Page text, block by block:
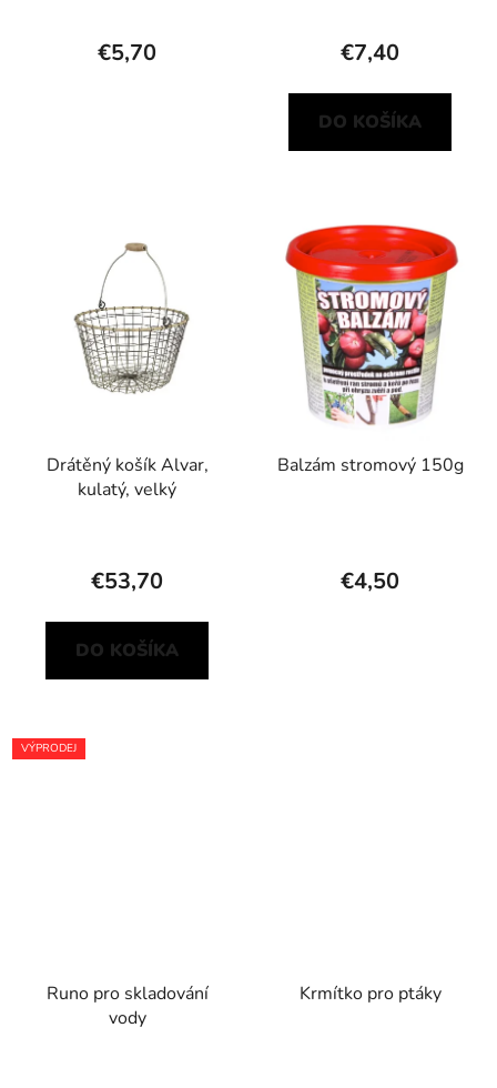
€5,70 €7,40
DO KOŠÍKA
Drátěný košík Alvar,
kulatý, velký
€53,70
DO KOŠÍKA
Balzám stromový 150g
€4,50
VÝPRODEJ
Runo pro skladování
vody
Krmítko pro ptáky